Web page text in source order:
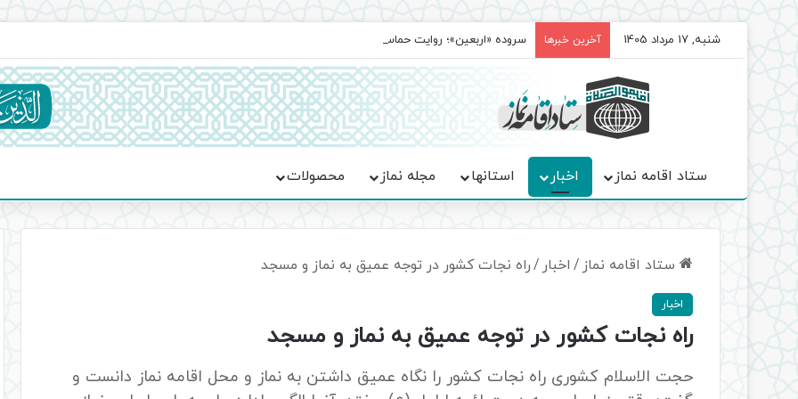
شنبه, 17 مرداد 1405 آخرین خبرها سروده‌ «اربعین»؛ روایت حماسه، استقامت و تمدن‌سازی امت اسلامی
ستاد اقامه نماز اخبار استانها مجله نماز محصولات
ستاد اقامه نماز / اخبار /راه نجات کشور در توجه عمیق به نماز و مسجد
اخبار
راه نجات کشور در توجه عمیق به نماز و مسجد
حجت الاسلام کشوری راه نجات کشور را نگاه عمیق داشتن به نماز و محل اقامه نماز دانست و